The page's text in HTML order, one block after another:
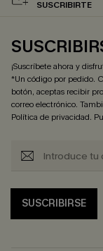
SUSCRIBIRTE
¡Suscríbete ahora y
*Un código por pedido.
botón, aceptas recibir
correo electrónico.
Política de privacidad.
SUSCRIBIRSE